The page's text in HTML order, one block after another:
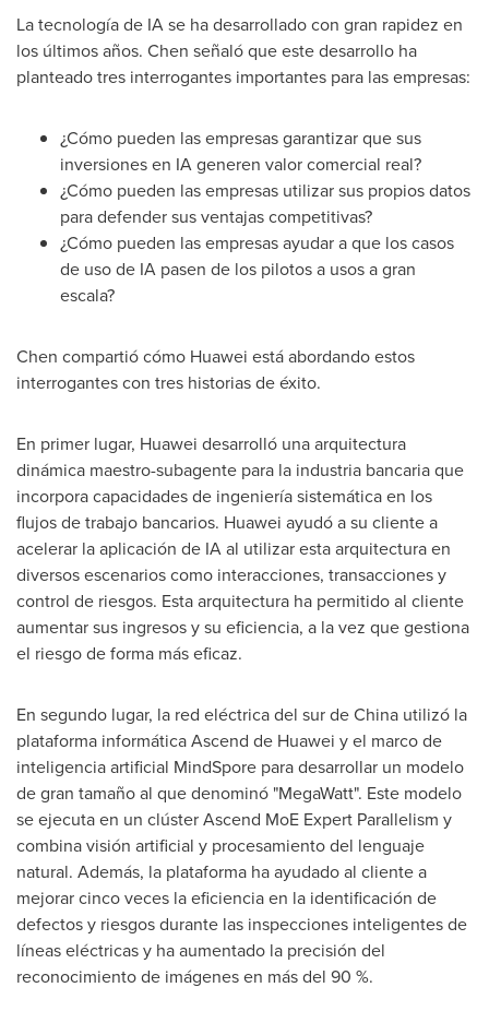
La tecnología de IA se ha desarrollado con gran rapidez en
los últimos años. Chen señaló que este desarrollo ha
planteado tres interrogantes importantes para las empresas:
¿Cómo pueden las empresas garantizar que sus
inversiones en IA generen valor comercial real?
¿Cómo pueden las empresas utilizar sus propios datos
para defender sus ventajas competitivas?
¿Cómo pueden las empresas ayudar a que los casos
de uso de IA pasen de los pilotos a usos a gran
escala?
Chen compartió cómo Huawei está abordando estos
interrogantes con tres historias de éxito.
En primer lugar, Huawei desarrolló una arquitectura
dinámica maestro-subagente para la industria bancaria que
incorpora capacidades de ingeniería sistemática en los
flujos de trabajo bancarios. Huawei ayudó a su cliente a
acelerar la aplicación de IA al utilizar esta arquitectura en
diversos escenarios como interacciones, transacciones y
control de riesgos. Esta arquitectura ha permitido al cliente
aumentar sus ingresos y su eficiencia, a la vez que gestiona
el riesgo de forma más eficaz.
En segundo lugar, la red eléctrica del sur deChina utilizó la
plataforma informática Ascend de Huawei y el marco de
inteligencia artificial MindSpore para desarrollar un modelo
de gran tamaño al que denominó "MegaWatt". Este modelo
se ejecuta en un clúster Ascend MoE Expert Parallelism y
combina visión artificial y procesamiento del lenguaje
natural. Además, la plataforma ha ayudado al cliente a
mejorar cinco veces la eficiencia en la identificación de
defectos y riesgos durante las inspecciones inteligentes de
líneas eléctricas y ha aumentado la precisión del
reconocimiento de imágenes en más del 90 %.